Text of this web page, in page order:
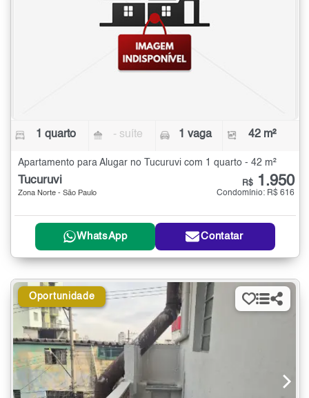
1 quarto - suíte 1 vaga 42 m²
Apartamento para Alugar no Tucuruvi com 1 quarto - 42 m²
Tucuruvi
Zona Norte - São Paulo
R$ 1.950
Condomínio: R$ 616
WhatsApp Contatar
Oportunidade